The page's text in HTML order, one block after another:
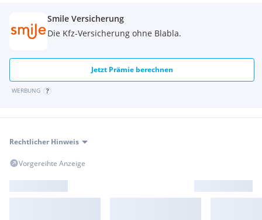
Smile Versicherung
Die Kfz-Versicherung ohne Blabla.
Jetzt Prämie berechnen
WERBUNG
Rechtlicher Hinweis
Vorgereihte Anzeige